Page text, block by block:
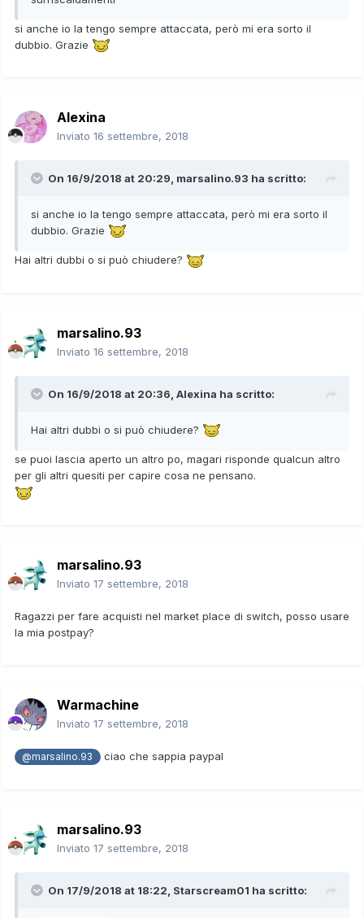
si anche io la tengo sempre attaccata, però mi era sorto il
dubbio. Grazie
Alexina
Inviato 16 settembre, 2018
On 16/9/2018 at 20:29, marsalino.93 ha scritto:
si anche io la tengo sempre attaccata, però mi era sorto il
dubbio. Grazie
Hai altri dubbi o si può chiudere?
marsalino.93
Inviato 16 settembre, 2018
On 16/9/2018 at 20:36, Alexina ha scritto:
Hai altri dubbi o si può chiudere?
se puoi lascia aperto un altro po, magari risponde qualcun altro
per gli altri quesiti per capire cosa ne pensano.
marsalino.93
Inviato 17 settembre, 2018
Ragazzi per fare acquisti nel market place di switch, posso usare
la mia postpay?
Warmachine
Inviato 17 settembre, 2018
@marsalino.93 ciao che sappia paypal
marsalino.93
Inviato 17 settembre, 2018
On 17/9/2018 at 18:22, Starscream01 ha scritto: